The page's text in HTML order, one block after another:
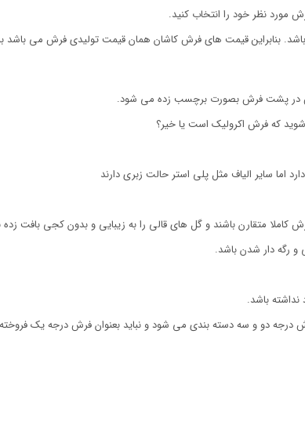
مورد نظر خود را انتخاب کنید.
بنابراین قیمت های فرش کاشان همان قیمت تولیدی فرش می باشد
فرش در پشت فرش بصورت برچسب زده می شود.
که فرش اکرولیک است یا خیر؟
سایر الیاف مثل پلی استر حالت زبری دارند
متقارن باشند و گل های قالی را به زیبایی و بدون کجی بافت زده
و رگه دار شدن باشد.
باشد.
دو و سه دسته بندی می شود و نباید بعنوان فرش درجه یک